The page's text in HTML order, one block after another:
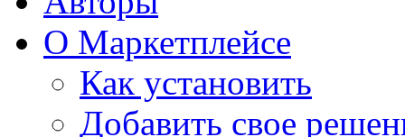
О Маркетплейсе
Как установить
Добавить свое